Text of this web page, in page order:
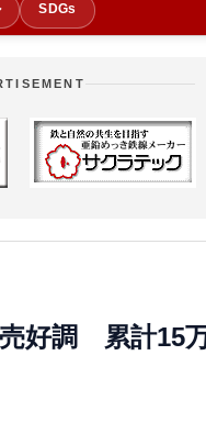
SDGs
好調 累計15